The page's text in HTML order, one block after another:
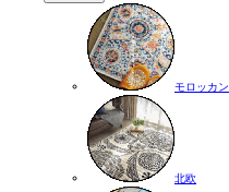
モロッカン
北欧